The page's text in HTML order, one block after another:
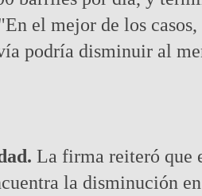
el mejor de los
podría disminuir al
La firma reiteró que
la disminución